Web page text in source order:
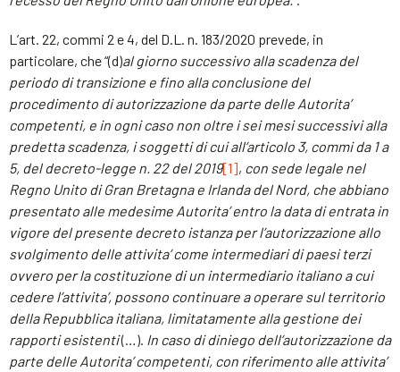
L’art. 22, commi 2 e 4, del D.L. n. 183/2020 prevede, in
particolare, che “(d)al giorno successivo alla scadenza del
periodo di transizione e fino alla conclusione del
procedimento di autorizzazione da parte delle Autorita’
competenti, e in ogni caso non oltre i sei mesi successivi alla
predetta scadenza, i soggetti di cui all’articolo 3, commi da 1 a
5, del decreto-legge n. 22 del 2019[1], con sede legale nel
Regno Unito di Gran Bretagna e Irlanda del Nord, che abbiano
presentato alle medesime Autorita’ entro la data di entrata in
vigore del presente decreto istanza per l’autorizzazione allo
svolgimento delle attivita’ come intermediari di paesi terzi
ovvero per la costituzione di un intermediario italiano a cui
cedere l’attivita’, possono continuare a operare sul territorio
della Repubblica italiana, limitatamente alla gestione dei
rapporti esistenti(…). In caso di diniego dell’autorizzazione da
parte delle Autorita’ competenti, con riferimento alle attivita’